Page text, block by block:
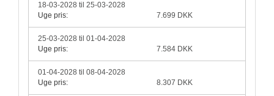
18-03-2028 til 25-03-2028
Uge pris:
7.699 DKK
25-03-2028 til 01-04-2028
Uge pris:
7.584 DKK
01-04-2028 til 08-04-2028
Uge pris:
8.307 DKK